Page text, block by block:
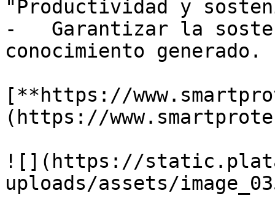
"Productividad y
-   Garantizar la
conocimiento generado.
[**https://
(https://
![](https://
uploads/assets/